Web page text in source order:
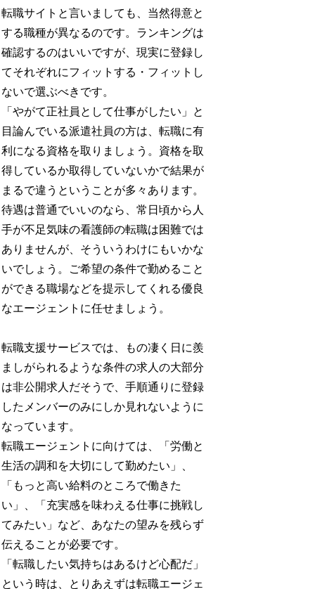
転職サイトと言いましても、当然得意と
する職種が異なるのです。ランキングは
確認するのはいいですが、現実に登録し
てそれぞれにフィットする・フィットし
ないで選ぶべきです。
「やがて正社員として仕事がしたい」と
目論んでいる派遣社員の方は、転職に有
利になる資格を取りましょう。資格を取
得しているか取得していないかで結果が
まるで違うということが多々あります。
待遇は普通でいいのなら、常日頃から人
手が不足気味の看護師の転職は困難では
ありませんが、そういうわけにもいかな
いでしょう。ご希望の条件で勤めること
ができる職場などを提示してくれる優良
なエージェントに任せましょう。
転職支援サービスでは、もの凄く日に羨
ましがられるような条件の求人の大部分
は非公開求人だそうで、手順通りに登録
したメンバーのみにしか見れないように
なっています。
転職エージェントに向けては、「労働と
生活の調和を大切にして勤めたい」、
「もっと高い給料のところで働きた
い」、「充実感を味わえる仕事に挑戦し
てみたい」など、あなたの望みを残らず
伝えることが必要です。
「転職したい気持ちはあるけど心配だ」
という時は、とりあえずは転職エージェ